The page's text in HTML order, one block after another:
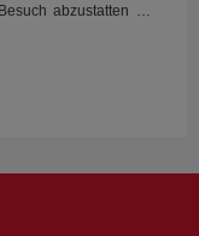
abzustatten …